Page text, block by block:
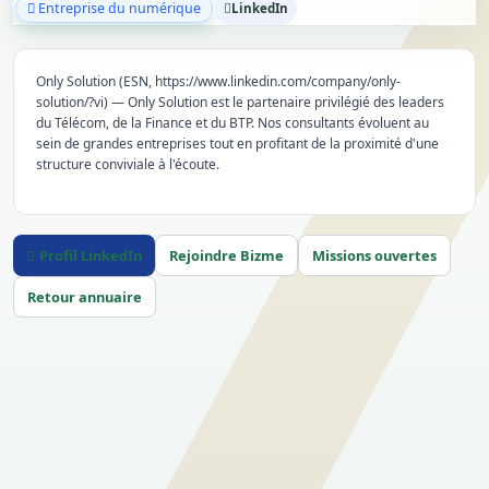
Entreprise du numérique LinkedIn
Only Solution (ESN, https://www.linkedin.com/company/only-
solution/?vi) — Only Solution est le partenaire privilégié des leaders
du Télécom, de la Finance et du BTP. Nos consultants évoluent au
sein de grandes entreprises tout en profitant de la proximité d'une
structure conviviale à l'écoute.
Profil LinkedIn Rejoindre Bizme Missions ouvertes
Retour annuaire